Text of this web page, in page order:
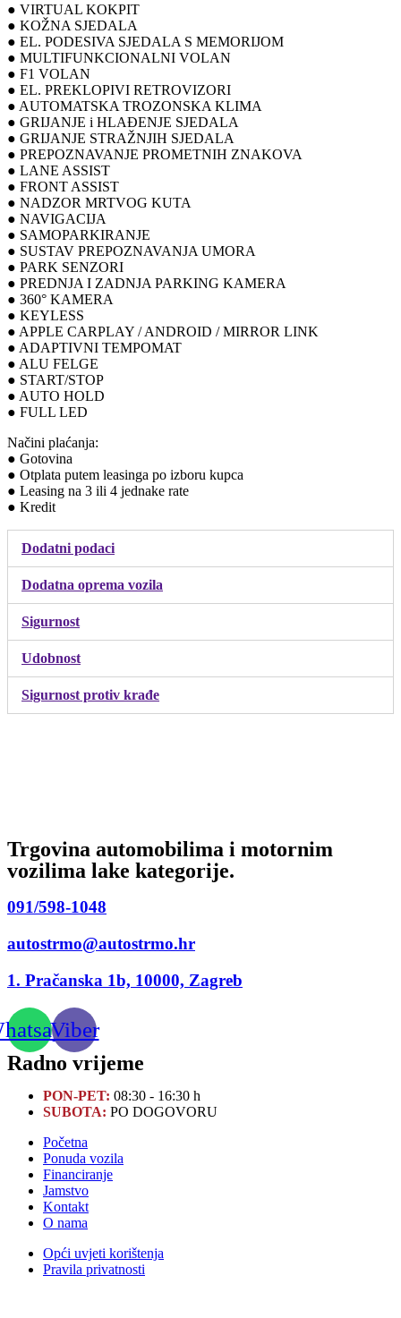
● VIRTUAL KOKPIT
● KOŽNA SJEDALA
● EL. PODESIVA SJEDALA S MEMORIJOM
● MULTIFUNKCIONALNI VOLAN
● F1 VOLAN
● EL. PREKLOPIVI RETROVIZORI
● AUTOMATSKA TROZONSKA KLIMA
● GRIJANJE i HLAĐENJE SJEDALA
● GRIJANJE STRAŽNJIH SJEDALA
● PREPOZNAVANJE PROMETNIH ZNAKOVA
● LANE ASSIST
● FRONT ASSIST
● NADZOR MRTVOG KUTA
● NAVIGACIJA
● SAMOPARKIRANJE
● SUSTAV PREPOZNAVANJA UMORA
● PARK SENZORI
● PREDNJA I ZADNJA PARKING KAMERA
● 360° KAMERA
● KEYLESS
● APPLE CARPLAY / ANDROID / MIRROR LINK
● ADAPTIVNI TEMPOMAT
● ALU FELGE
● START/STOP
● AUTO HOLD
● FULL LED
Načini plaćanja:
● Gotovina
● Otplata putem leasinga po izboru kupca
● Leasing na 3 ili 4 jednake rate
● Kredit
Dodatni podaci
Dodatna oprema vozila
Sigurnost
Udobnost
Sigurnost protiv krađe
Trgovina automobilima i motornim
vozilima lake kategorije.
091/598-1048
autostrmo@autostrmo.hr
1. Pračanska 1b, 10000, Zagreb
Viber
Radno vrijeme
PON-PET: 08:30 - 16:30 h
SUBOTA: PO DOGOVORU
Početna
Ponuda vozila
Financiranje
Jamstvo
Kontakt
O nama
Opći uvjeti korištenja
Pravila privatnosti